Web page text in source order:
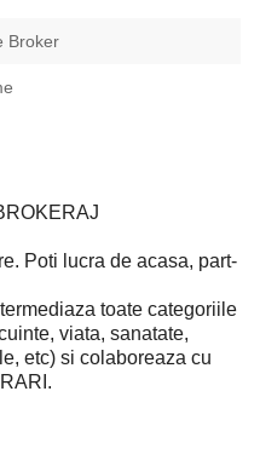
Broker
Poti lucra de acasa, part-
toate categoriile
viata, sanatate,
etc) si colaboreaza cu